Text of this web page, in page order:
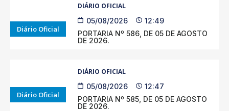
Diário Oficial
DIÁRIO OFICIAL
05/08/2026
12:49
PORTARIA Nº 586, DE 05 DE AGOSTO
DE 2026.
Diário Oficial
DIÁRIO OFICIAL
05/08/2026
12:47
PORTARIA Nº 585, DE 05 DE AGOSTO
DE 2026.